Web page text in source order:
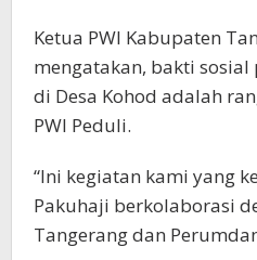
Ketua PWI Kabupaten
mengatakan, bakti
di Desa Kohod adalah
PWI Peduli.
“Ini kegiatan kami yang
Pakuhaji berkolaborasi
Tangerang dan